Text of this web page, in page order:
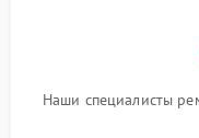
Наши специалисты